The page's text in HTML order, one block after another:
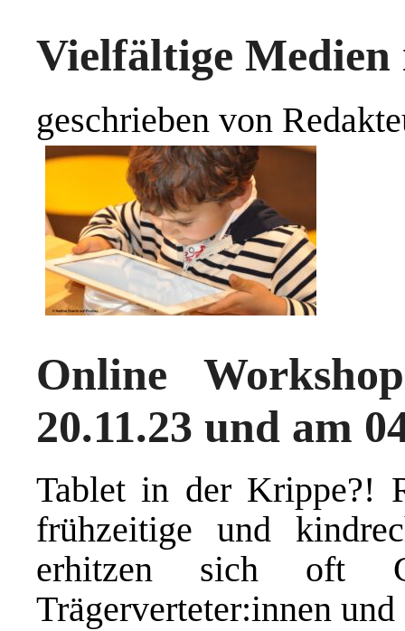
Vielfältige
geschrieben von
Online
20.11.23 und am
Tablet in der Krippe?!
frühzeitige und
erhitzen sich oft
Trägerverteter:innen